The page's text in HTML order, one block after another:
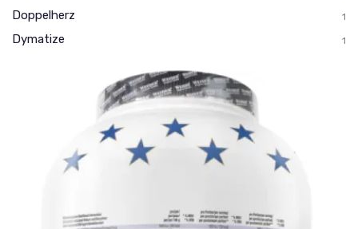
Doppelherz 1
Dymatize 1